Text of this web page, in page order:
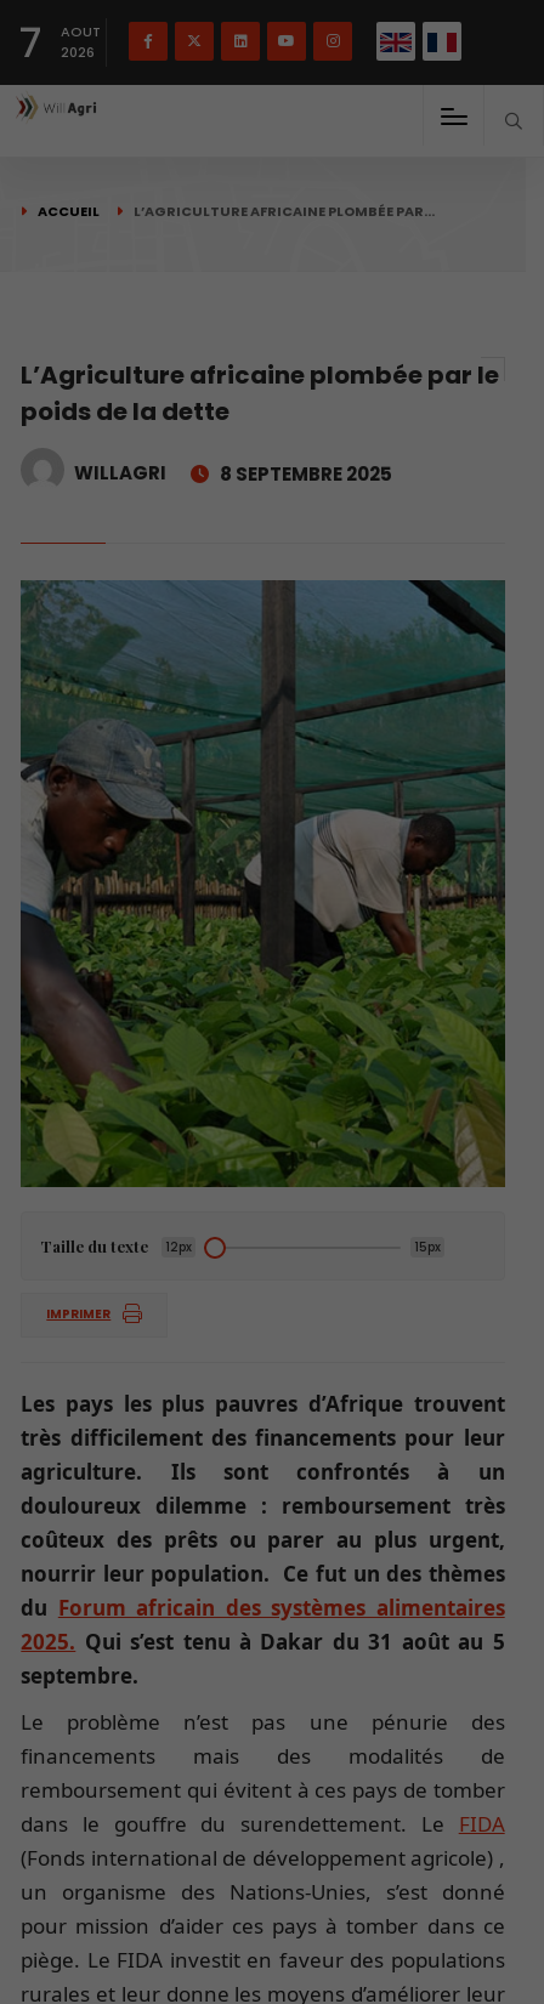
7
AOUT
2026
ACCUEIL L’AGRICULTURE AFRICAINE PLOMBÉE PAR…
L’Agriculture africaine plombée par le
poids de la dette
WILLAGRI 8 SEPTEMBRE 2025
Taille du texte 12px 15px
IMPRIMER
Les pays les plus pauvres d’Afrique trouvent
très difficilement des financements pour leur
agriculture. Ils sont confrontés à un
douloureux dilemme : remboursement très
coûteux des prêts ou parer au plus urgent,
nourrir leur population. Ce fut un des thèmes
du Forum africain des systèmes alimentaires
2025. Qui s’est tenu à Dakar du 31 août au 5
septembre.
Le problème n’est pas une pénurie des
financements mais des modalités de
remboursement qui évitent à ces pays de tomber
dans le gouffre du surendettement. Le FIDA
(Fonds international de développement agricole) ,
un organisme des Nations-Unies, s’est donné
pour mission d’aider ces pays à tomber dans ce
piège. Le FIDA investit en faveur des populations
rurales et leur donne les moyens d’améliorer leur
Français English(English)